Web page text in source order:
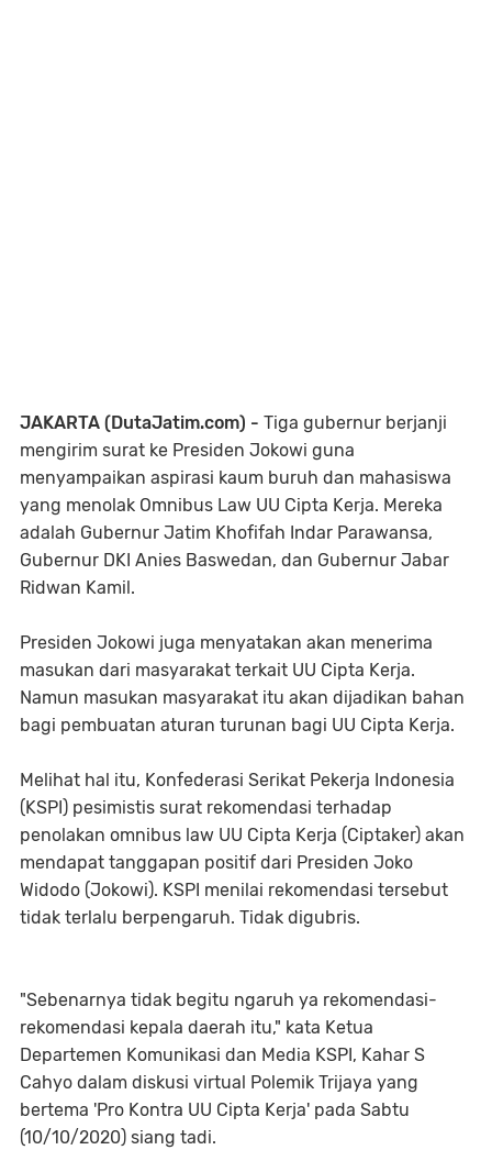
JAKARTA (DutaJatim.com) - Tiga gubernur berjanji
mengirim surat ke Presiden Jokowi guna
menyampaikan aspirasi kaum buruh dan mahasiswa
yang menolak Omnibus Law UU Cipta Kerja. Mereka
adalah Gubernur Jatim Khofifah Indar Parawansa,
Gubernur DKI Anies Baswedan, dan Gubernur Jabar
Ridwan Kamil.
Presiden Jokowi juga menyatakan akan menerima
masukan dari masyarakat terkait UU Cipta Kerja.
Namun masukan masyarakat itu akan dijadikan bahan
bagi pembuatan aturan turunan bagi UU Cipta Kerja.
Melihat hal itu, Konfederasi Serikat Pekerja Indonesia
(KSPI) pesimistis surat rekomendasi terhadap
penolakan omnibus law UU Cipta Kerja (Ciptaker) akan
mendapat tanggapan positif dari Presiden Joko
Widodo (Jokowi). KSPI menilai rekomendasi tersebut
tidak terlalu berpengaruh. Tidak digubris.
"Sebenarnya tidak begitu ngaruh ya rekomendasi-
rekomendasi kepala daerah itu," kata Ketua
Departemen Komunikasi dan Media KSPI, Kahar S
Cahyo dalam diskusi virtual Polemik Trijaya yang
bertema 'Pro Kontra UU Cipta Kerja' pada Sabtu
(10/10/2020) siang tadi.